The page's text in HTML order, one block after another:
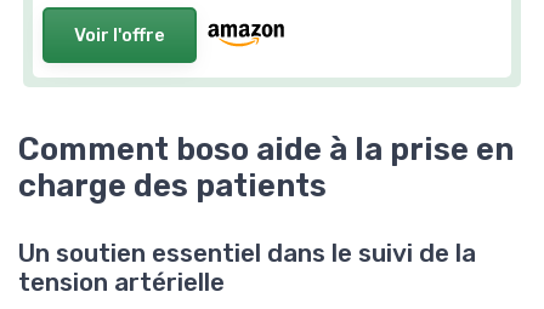
Voir l'offre
Comment boso aide à la prise en
charge des patients
Un soutien essentiel dans le suivi de la
tension artérielle